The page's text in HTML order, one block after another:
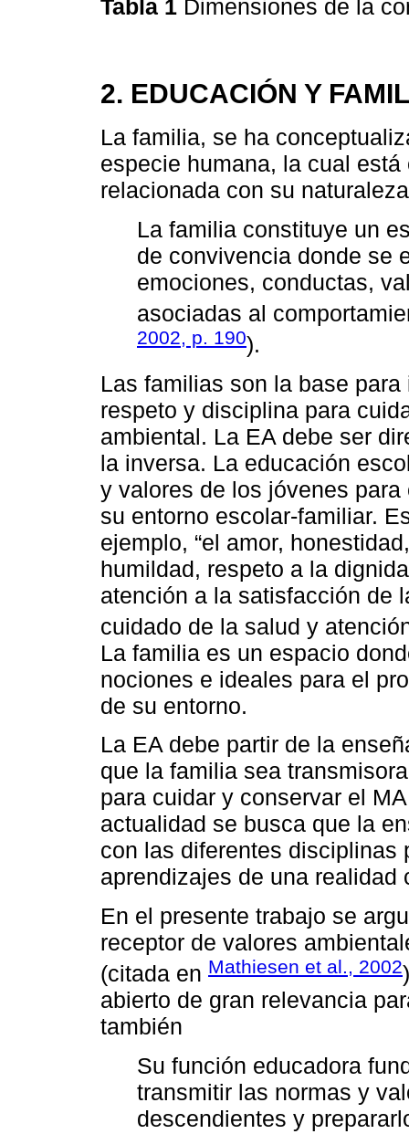
Tabla 1 Dimensiones de la
2. EDUCACIÓN Y
La familia, se ha
especie humana, la cual
relacionada con su
La familia constituye un
de convivencia donde se
emociones, conductas,
asociadas al
2002, p. 190).
Las familias son la base
respeto y disciplina para
ambiental. La EA debe ser
la inversa. La educación
y valores de los jóvenes
su entorno escolar-familiar.
ejemplo, “el amor,
humildad, respeto a la
atención a la satisfacción de
cuidado de la salud y
La familia es un espacio
nociones e ideales para el
de su entorno.
La EA debe partir de la
que la familia sea
para cuidar y conservar el
actualidad se busca que la
con las diferentes disciplinas
aprendizajes de una realidad
En el presente trabajo se
receptor de valores
(citada en Mathiesen et al., 2002
abierto de gran relevancia
también
Su función educadora
transmitir las normas y
descendientes y